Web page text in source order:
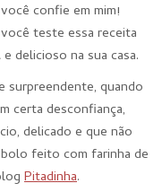
confie em mim!
teste essa receita
e delicioso na sua casa.
surpreendente, quando
certa desconfiança,
delicado e que não
feito com farinha de
Pitadinha.